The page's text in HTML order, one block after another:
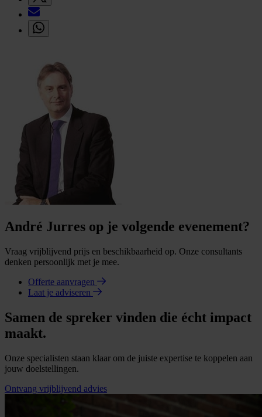
André Jurres op je volgende evenement?
Vraag vrijblijvend prijs en beschikbaarheid op. Onze consultants
denken persoonlijk met je mee.
Offerte aanvragen
Laat je adviseren
Samen de spreker vinden die écht impact
maakt.
Onze specialisten staan klaar om de juiste expertise te koppelen aan
jouw doelstellingen.
Ontvang vrijblijvend advies